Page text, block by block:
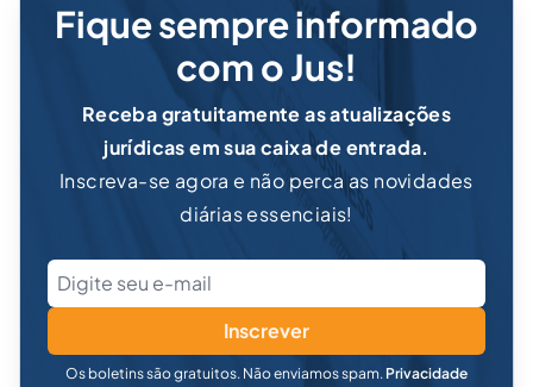
Fique sempre informado
com o Jus!
Receba gratuitamente as atualizações
jurídicas em sua caixa de entrada.
Inscreva-se agora e não perca as novidades
diárias essenciais!
Inscrever
Os boletins são gratuitos. Não enviamos spam. Privacidade